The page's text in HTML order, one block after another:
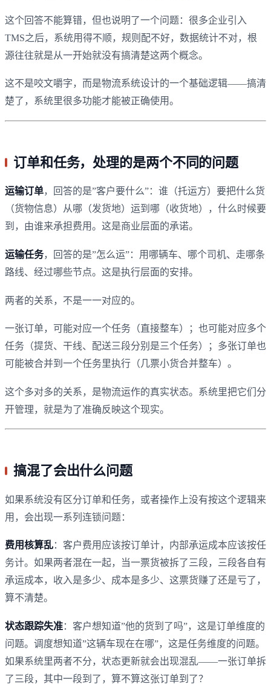
这个回答不能算错，但也说明了一个问题：很多企业引入
TMS之后，系统用得不顺，规则配不好，数据统计不对，根
源往往就是从一开始就没有搞清楚这两个概念。
这不是咬文嚼字，而是物流系统设计的一个基础逻辑——搞清
楚了，系统里很多功能才能被正确使用。
订单和任务，处理的是两个不同的问题
运输订单，回答的是”客户要什么”：谁（托运方）要把什么货
（货物信息）从哪（发货地）运到哪（收货地），什么时候要
到，由谁来承担费用。这是商业层面的承诺。
运输任务，回答的是”怎么运”：用哪辆车、哪个司机、走哪条
路线、经过哪些节点。这是执行层面的安排。
两者的关系，不是一一对应的。
一张订单，可能对应一个任务（直接整车）；也可能对应多个
任务（提货、干线、配送三段分别是三个任务）；多张订单也
可能被合并到一个任务里执行（几票小货合并整车）。
这个多对多的关系，是物流运作的真实状态。系统里把它们分
开管理，就是为了准确反映这个现实。
搞混了会出什么问题
如果系统没有区分订单和任务，或者操作上没有按这个逻辑来
用，会出现一系列连锁问题：
费用核算乱：客户费用应该按订单计，内部承运成本应该按任
务计。如果两者混在一起，当一票货被拆了三段，三段各自有
承运成本，收入是多少、成本是多少、这票货赚了还是亏了，
算不清楚。
状态跟踪失准：客户想知道”他的货到了吗”，这是订单维度的
问题。调度想知道”这辆车现在在哪”，这是任务维度的问题。
如果系统里两者不分，状态更新就会出现混乱——一张订单拆
了三段，其中一段到了，算不算这张订单到了？